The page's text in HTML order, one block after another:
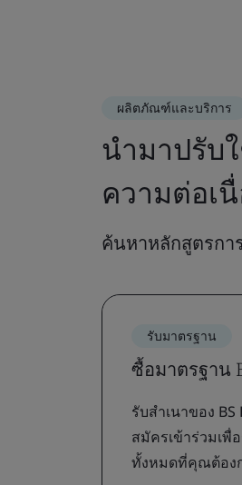
ผลิตภัณฑ์และบริการ
นำมาปรับ
ความต่อเ
ค้นหาหลักสูตรกา
รับมาตรฐาน
ซื้อมาตรฐาน
รับสำเนาของ BS
สมัครเข้าร่วมเพื่
ทั้งหมดที่คุณต้อง